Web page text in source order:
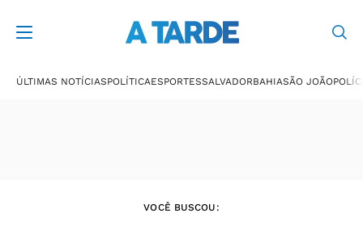
ÚLTIMAS NOTÍCIASPOLÍTICAESPORTESSALVADORBAHIASÃO JOÃO
VOCÊ BUSCOU: